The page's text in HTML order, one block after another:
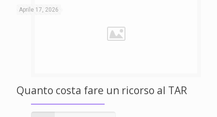
Aprile 17, 2026
Quanto costa fare un ricorso al TAR